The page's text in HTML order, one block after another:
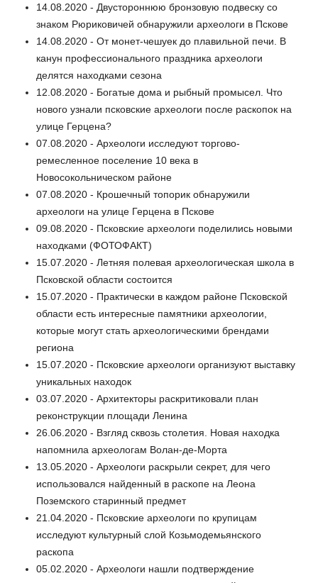
14.08.2020 - Двустороннюю бронзовую подвеску со
знаком Рюриковичей обнаружили археологи в Пскове
14.08.2020 - От монет-чешуек до плавильной печи. В
канун профессионального праздника археологи
делятся находками сезона
12.08.2020 - Богатые дома и рыбный промысел. Что
нового узнали псковские археологи после раскопок на
улице Герцена?
07.08.2020 - Археологи исследуют торгово-
ремесленное поселение 10 века в
Новосокольническом районе
07.08.2020 - Крошечный топорик обнаружили
археологи на улице Герцена в Пскове
09.08.2020 - Псковские археологи поделились новыми
находками (ФОТОФАКТ)
15.07.2020 - Летняя полевая археологическая школа в
Псковской области состоится
15.07.2020 - Практически в каждом районе Псковской
области есть интересные памятники археологии,
которые могут стать археологическими брендами
региона
15.07.2020 - Псковские археологи организуют выставку
уникальных находок
03.07.2020 - Архитекторы раскритиковали план
реконструкции площади Ленина
26.06.2020 - Взгляд сквозь столетия. Новая находка
напомнила археологам Волан-де-Морта
13.05.2020 - Археологи раскрыли секрет, для чего
использовался найденный в раскопе на Леона
Поземского старинный предмет
21.04.2020 - Псковские археологи по крупицам
исследуют культурный слой Козьмодемьянского
раскопа
05.02.2020 - Археологи нашли подтверждение